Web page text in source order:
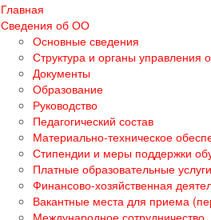
Главная
Сведения об ОО
Основные сведения
Структура и органы управления
Документы
Образование
Руководство
Педагогический состав
Материально-техническое
Стипендии и меры поддержки
Платные образовательные услуги
Финансово-хозяйственная
Вакантные места для приема